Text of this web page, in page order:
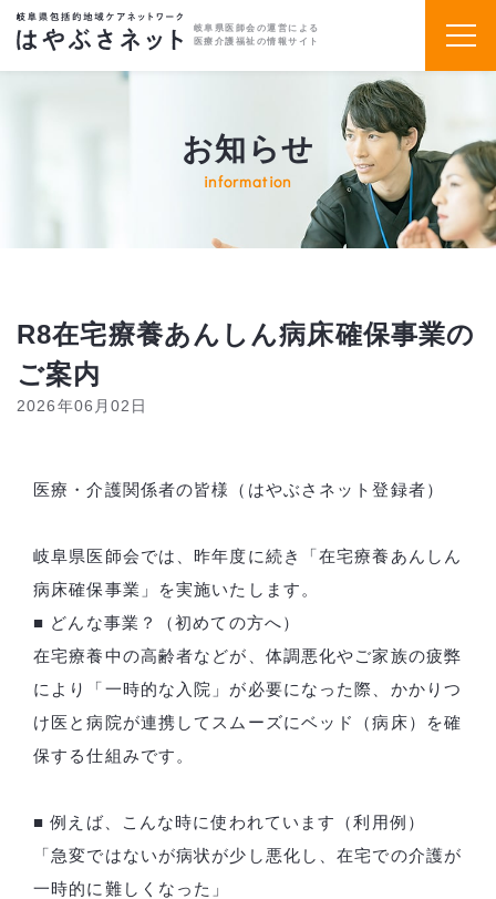
岐阜県医師会の運営による
医療介護福祉の情報サイト
お知らせ
information
R8在宅療養あんしん病床確保事業の
ご案内
2026年06月02日
医療・介護関係者の皆様（はやぶさネット登録者）
岐阜県医師会では、昨年度に続き「在宅療養あんしん
病床確保事業」を実施いたします。
■ どんな事業？（初めての方へ）
在宅療養中の高齢者などが、体調悪化やご家族の疲弊
により「一時的な入院」が必要になった際、かかりつ
け医と病院が連携してスムーズにベッド（病床）を確
保する仕組みです。
■ 例えば、こんな時に使われています（利用例）
「急変ではないが病状が少し悪化し、在宅での介護が
一時的に難しくなった」